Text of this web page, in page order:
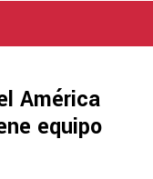
América
equipo